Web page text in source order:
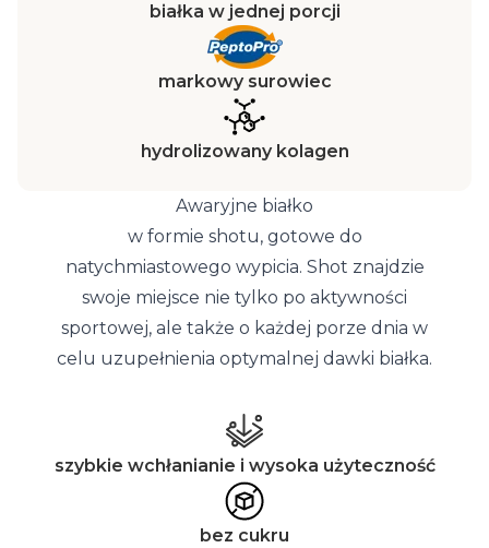
białka w jednej porcji
markowy surowiec
hydrolizowany kolagen
Awaryjne białko
w formie shotu, gotowe do
natychmiastowego wypicia. Shot znajdzie
swoje miejsce nie tylko po aktywności
sportowej, ale także o każdej porze dnia w
celu uzupełnienia optymalnej dawki białka.
szybkie wchłanianie i wysoka użyteczność
bez cukru